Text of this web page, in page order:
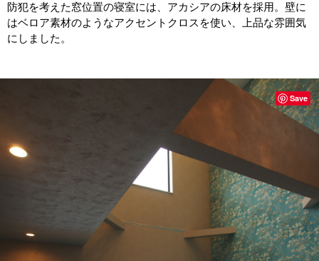
防犯を考えた窓位置の寝室には、アカシアの床材を採用。壁に
はベロア素材のようなアクセントクロスを使い、上品な雰囲気
にしました。
Save